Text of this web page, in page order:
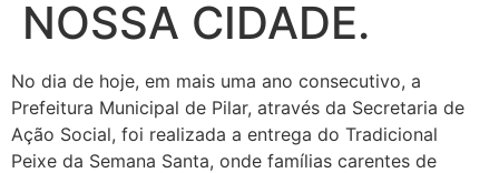
NOSSA CIDADE.
No dia de hoje, em mais uma ano consecutivo, a
Prefeitura Municipal de Pilar, através da Secretaria de
Ação Social, foi realizada a entrega do Tradicional
Peixe da Semana Santa, onde famílias carentes de